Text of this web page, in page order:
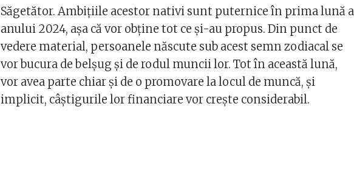
Săgetător. Ambițiile acestor nativi sunt puternice în prima lună a
anului 2024, așa că vor obține tot ce și-au propus. Din punct de
vedere material, persoanele născute sub acest semn zodiacal se
vor bucura de belșug și de rodul muncii lor. Tot în această lună,
vor avea parte chiar și de o promovare la locul de muncă, și
implicit, câștigurile lor financiare vor crește considerabil.